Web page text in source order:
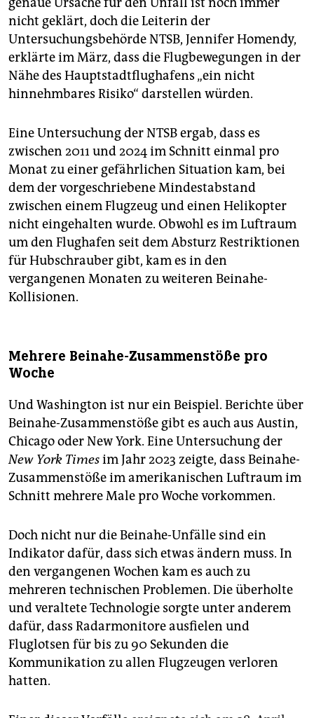
nicht geklärt, doch die Leiterin der
Untersuchungsbehörde NTSB, Jennifer Homendy,
erklärte im März, dass die Flugbewegungen in der
Nähe des Hauptstadtflughafens „ein nicht
hinnehmbares Risiko“ darstellen würden.
Eine Untersuchung der NTSB ergab, dass es
zwischen 2011 und 2024 im Schnitt einmal pro
Monat zu einer gefährlichen Situation kam, bei
dem der vorgeschriebene Mindestabstand
zwischen einem Flugzeug und einen Helikopter
nicht eingehalten wurde. Obwohl es im Luftraum
um den Flughafen seit dem Absturz Restriktionen
für Hubschrauber gibt, kam es in den
vergangenen Monaten zu weiteren Beinahe-
Kollisionen.
Mehrere Beinahe-Zusammenstöße pro
Woche
Und Washington ist nur ein Beispiel. Berichte über
Beinahe-Zusammenstöße gibt es auch aus Austin,
Chicago oder New York. Eine Untersuchung der
New York Timesim Jahr 2023 zeigte, dass Beinahe-
Zusammenstöße im amerikanischen Luftraum im
Schnitt mehrere Male pro Woche vorkommen.
Doch nicht nur die Beinahe-Unfälle sind ein
Indikator dafür, dass sich etwas ändern muss. In
den vergangenen Wochen kam es auch zu
mehreren technischen Problemen. Die überholte
und veraltete Technologie sorgte unter anderem
dafür, dass Radarmonitore ausfielen und
Fluglotsen für bis zu 90 Sekunden die
Kommunikation zu allen Flugzeugen verloren
hatten.